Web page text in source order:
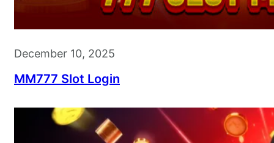
December 10, 2025
MM777 Slot Login